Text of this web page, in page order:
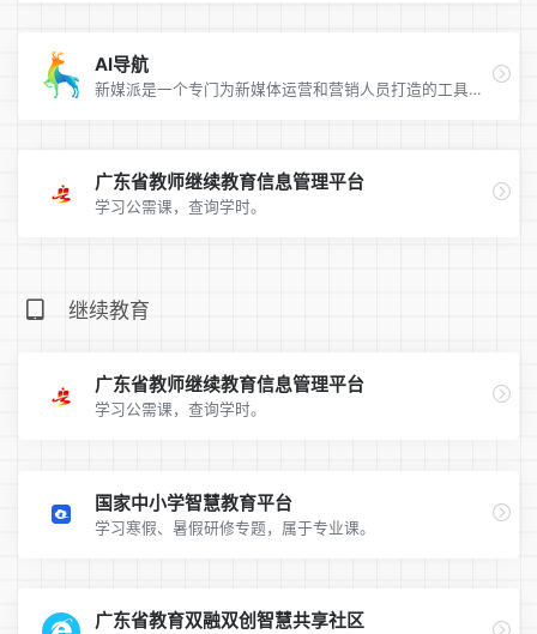
AI导航
新媒派是一个专门为新媒体运营和营销人员打造的工具网址导航
广东省教师继续教育信息管理平台
学习公需课，查询学时。
继续教育
广东省教师继续教育信息管理平台
学习公需课，查询学时。
国家中小学智慧教育平台
学习寒假、暑假研修专题，属于专业课。
广东省教育双融双创智慧共享社区